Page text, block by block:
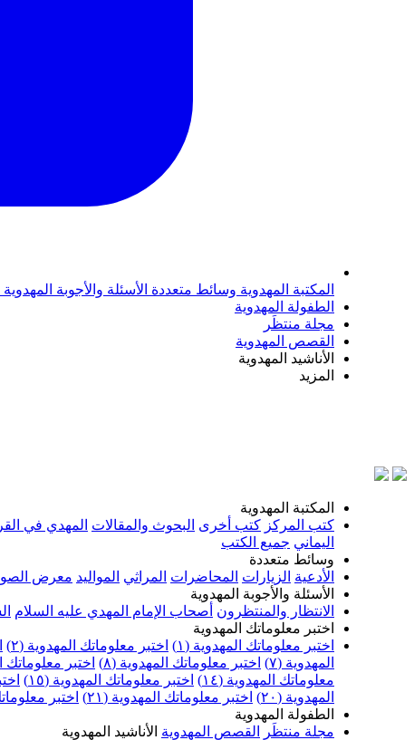
المكتبة المهدوية وسائط متعددة الأسئلة والأجوبة المهدوية
الطفولة المهدوية
مجلة منتظَر
القصص المهدوية
الأناشيد المهدوية
المزيد
المكتبة المهدوية
كتب المركز كتب أخرى البحوث والمقالات المهدي في
اليماني جميع الكتب
وسائط متعددة
الأدعية الزيارات المحاضرات المراثي المواليد معرض
الأسئلة والأجوبة المهدوية
الانتظار والمنتظرون أصحاب الإمام المهدي عليه السلام
اختبر معلوماتك المهدوية
اختبر معلوماتك المهدوية (١)
اختبر معلوماتك المهدوية (٢)
المهدوية (٧)
اختبر معلوماتك المهدوية (٨) اختبر معلوماتك
معلوماتك المهدوية (١٤)
اختبر معلوماتك المهدوية (١٥)
المهدوية (٢٠)
اختبر معلوماتك المهدوية (٢١) اختبر
الطفولة المهدوية
مجلة منتظَر
القصص المهدوية الأناشيد المهدوية